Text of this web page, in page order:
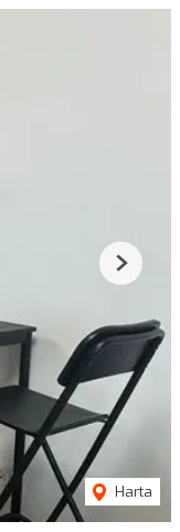
Harta
Next